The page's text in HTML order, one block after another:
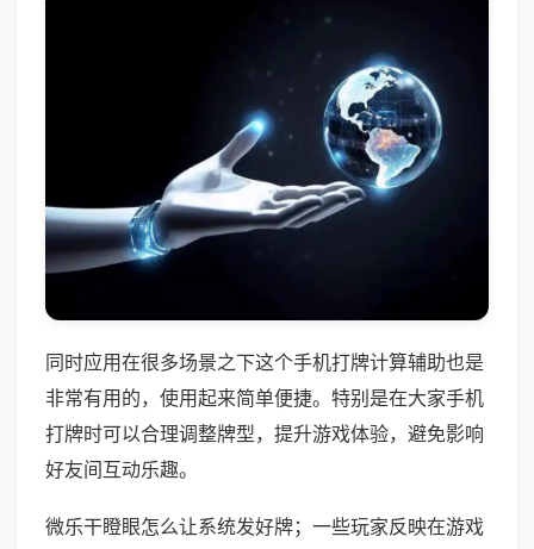
同时应用在很多场景之下这个手机打牌计算辅助也是
非常有用的，使用起来简单便捷。特别是在大家手机
打牌时可以合理调整牌型，提升游戏体验，避免影响
好友间互动乐趣。
微乐干瞪眼怎么让系统发好牌；一些玩家反映在游戏